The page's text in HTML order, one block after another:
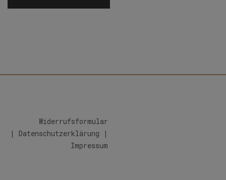
Widerrufsformular
| Datenschutzerklärung |
Impressum